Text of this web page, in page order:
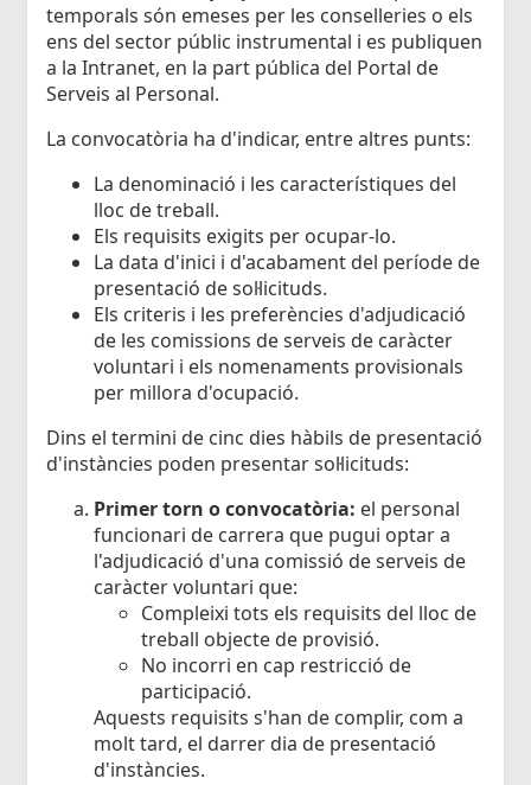
temporals són emeses per les conselleries o els
ens del sector públic instrumental i es publiquen
a la Intranet, en la part pública del Portal de
Serveis al Personal.
La convocatòria ha d'indicar, entre altres punts:
La denominació i les característiques del
lloc de treball.
Els requisits exigits per ocupar-lo.
La data d'inici i d'acabament del període de
presentació de sol·licituds.
Els criteris i les preferències d'adjudicació
de les comissions de serveis de caràcter
voluntari i els nomenaments provisionals
per millora d'ocupació.
Dins el termini de cinc dies hàbils de presentació
d'instàncies poden presentar sol·licituds:
Primer torn o convocatòria: el personal
funcionari de carrera que pugui optar a
l'adjudicació d'una comissió de serveis de
caràcter voluntari que:
Compleixi tots els requisits del lloc de
treball objecte de provisió.
No incorri en cap restricció de
participació.
Aquests requisits s'han de complir, com a
molt tard, el darrer dia de presentació
d'instàncies.